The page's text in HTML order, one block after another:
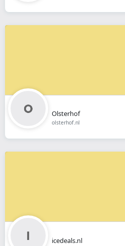
Olsterhof
olsterhof.nl
icedeals.nl